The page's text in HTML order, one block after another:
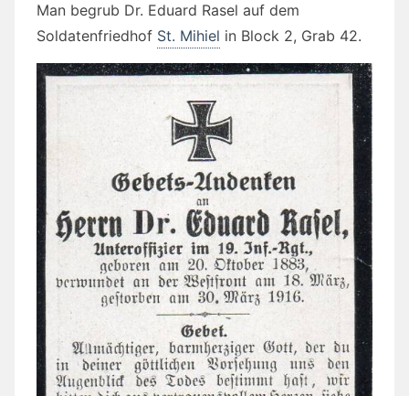
Man begrub Dr. Eduard Rasel auf dem
Soldatenfriedhof St. Mihiel in Block 2, Grab 42.